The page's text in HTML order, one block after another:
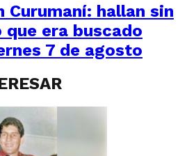
Curumaní: hallan sin
que era buscado
7 de agosto